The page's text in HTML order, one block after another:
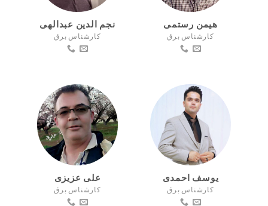
هیمن رستمی
کارشناس برق
نجم الدین عبدالهی
کارشناس برق
یوسف احمدی
کارشناس برق
علی عزیزی
کارشناس برق